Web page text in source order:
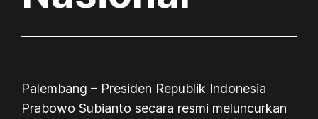
Palembang – Presiden Republik Indonesia
Prabowo Subianto secara resmi meluncurkan